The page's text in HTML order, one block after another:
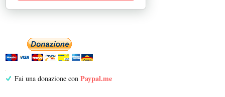
Fai una donazione con Paypal.me